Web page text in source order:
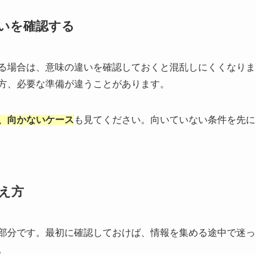
を確認する
合は、意味の違いを確認しておくと混乱しにくくなりま
必要な準備が違うことがあります。
向かないケース も見てください。向いていない条件を先に
方
です。最初に確認しておけば、情報を集める途中で迷っ